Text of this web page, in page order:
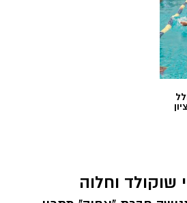
לקוביות קטנות
שוקולד וחלוה